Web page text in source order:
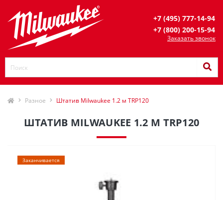
+7 (495) 777-14-94
+7 (800) 200-15-94
Заказать звонок
Разное Штатив Milwaukee 1.2 м TRP120
ШТАТИВ MILWAUKEE 1.2 М TRP120
Заканчивается